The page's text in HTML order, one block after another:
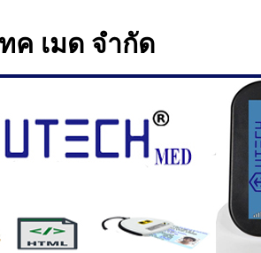
ค เมด จำกัด